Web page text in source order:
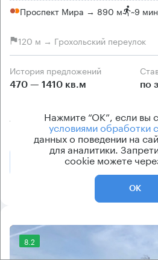
Проспект Мира → 890 м ~9 мин
120 м → Грохольский переулок
История предложений
470 — 1410 кв.м по
Позвонить Получить
8.2
Нажмите “ОК”, если вы
условиями обработки
данных о поведении на
для аналитики.
cookie можете
ОК